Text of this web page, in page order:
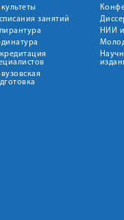
занятий
НИИ